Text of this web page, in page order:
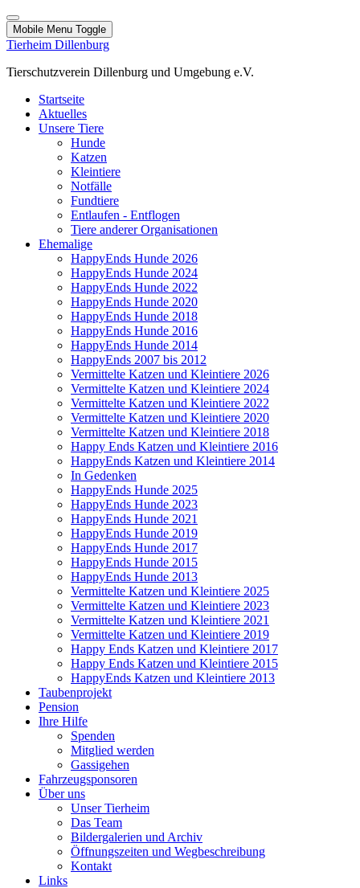
Mobile Menu Toggle
Tierheim Dillenburg
Tierschutzverein Dillenburg und Umgebung e.V.
Startseite
Aktuelles
Unsere Tiere
Hunde
Katzen
Kleintiere
Notfälle
Fundtiere
Entlaufen - Entflogen
Tiere anderer Organisationen
Ehemalige
HappyEnds Hunde 2026
HappyEnds Hunde 2024
HappyEnds Hunde 2022
HappyEnds Hunde 2020
HappyEnds Hunde 2018
HappyEnds Hunde 2016
HappyEnds Hunde 2014
HappyEnds 2007 bis 2012
Vermittelte Katzen und Kleintiere 2026
Vermittelte Katzen und Kleintiere 2024
Vermittelte Katzen und Kleintiere 2022
Vermittelte Katzen und Kleintiere 2020
Vermittelte Katzen und Kleintiere 2018
Happy Ends Katzen und Kleintiere 2016
HappyEnds Katzen und Kleintiere 2014
In Gedenken
HappyEnds Hunde 2025
HappyEnds Hunde 2023
HappyEnds Hunde 2021
HappyEnds Hunde 2019
HappyEnds Hunde 2017
HappyEnds Hunde 2015
HappyEnds Hunde 2013
Vermittelte Katzen und Kleintiere 2025
Vermittelte Katzen und Kleintiere 2023
Vermittelte Katzen und Kleintiere 2021
Vermittelte Katzen und Kleintiere 2019
Happy Ends Katzen und Kleintiere 2017
Happy Ends Katzen und Kleintiere 2015
HappyEnds Katzen und Kleintiere 2013
Taubenprojekt
Pension
Ihre Hilfe
Spenden
Mitglied werden
Gassigehen
Fahrzeugsponsoren
Über uns
Unser Tierheim
Das Team
Bildergalerien und Archiv
Öffnungszeiten und Wegbeschreibung
Kontakt
Links